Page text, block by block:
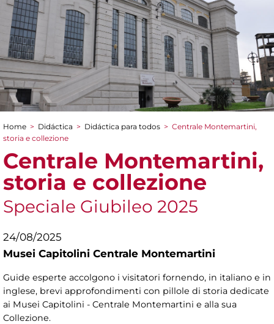
You are here
Home > Didáctica > Didáctica para todos > Centrale Montemartini,
storia e collezione
Centrale Montemartini,
storia e collezione
Speciale Giubileo 2025
24/08/2025
Musei Capitolini Centrale Montemartini
Guide esperte accolgono i visitatori fornendo, in italiano e in
inglese, brevi approfondimenti con pillole di storia dedicate
ai Musei Capitolini - Centrale Montemartini e alla sua
Collezione.